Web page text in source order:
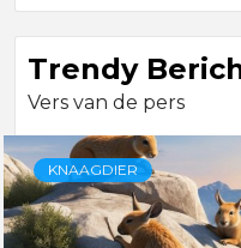
Trendy
Vers van de pers
KNAAGDIER